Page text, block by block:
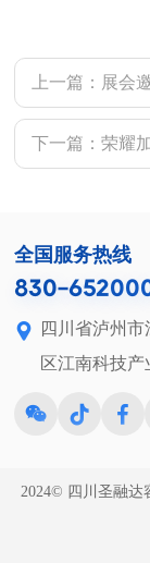
全国服务热线
830-
四川省泸州
区江南科技产
2024© 四川圣融